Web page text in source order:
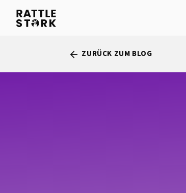
arrow_back ZURÜCK ZUM BLOG